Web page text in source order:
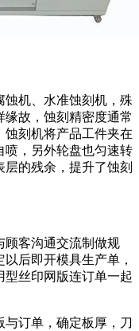
蚀机、水准蚀刻机，殊
故，蚀刻精密度通常
刻机将产品工件夹在
喷，另外轮盘也匀速转
的残余，提升了蚀刻
顾客沟通交流制做规
后即开模具生产单，
丝印网版连订单一起
与订单，确定板厚，刀